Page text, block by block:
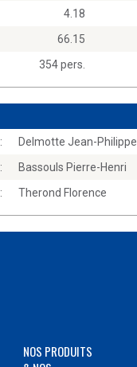
4.18
66.15
354 pers.
:
Delmotte Jean-Philippe
:
Bassouls Pierre-Henri
: Therond Florence
NOS PRODUITS